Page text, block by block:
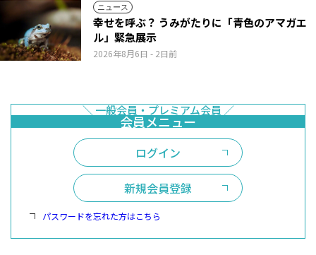
ニュース
2026年8月6日 - 2日前
幸せを呼ぶ？ うみがたりに「青色のアマガエ
ル」緊急展示
ログイン
新規会員登録
パスワードを忘れた方はこちら